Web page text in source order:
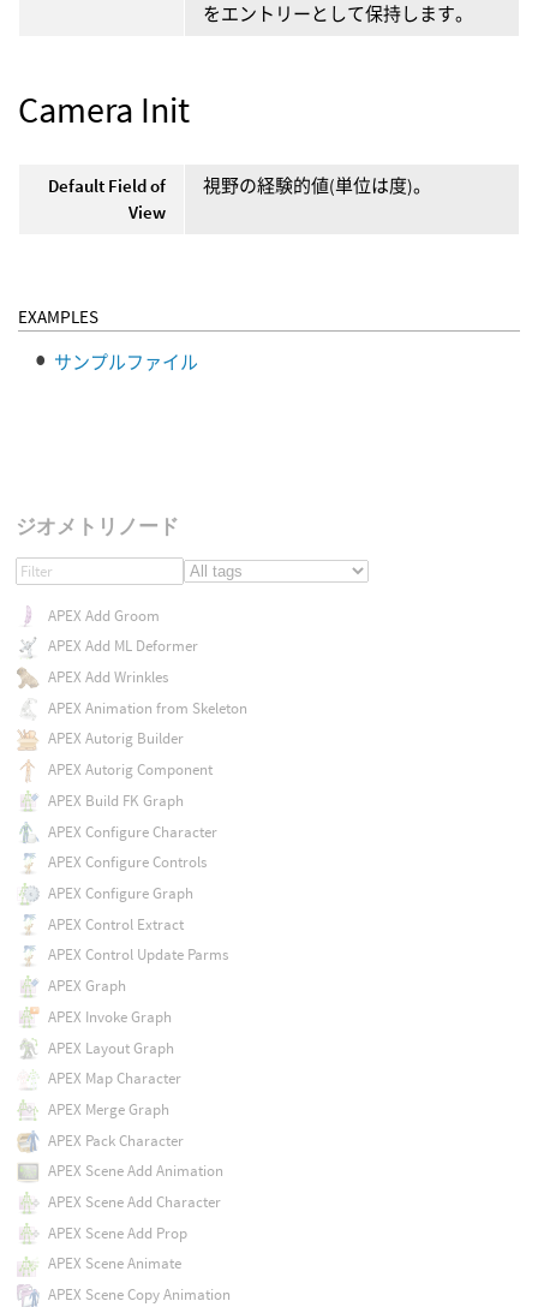
をエントリーとして保持します。
Camera Init
Default Field of
View
視野の経験的値(単位は度)。
EXAMPLES
サンプルファイル
ジオメトリノード
APEX Add Groom
APEX Add ML Deformer
APEX Add Wrinkles
APEX Animation from Skeleton
APEX Autorig Builder
APEX Autorig Component
APEX Build FK Graph
APEX Configure Character
APEX Configure Controls
APEX Configure Graph
APEX Control Extract
APEX Control Update Parms
APEX Graph
APEX Invoke Graph
APEX Layout Graph
APEX Map Character
APEX Merge Graph
APEX Pack Character
APEX Scene Add Animation
APEX Scene Add Character
APEX Scene Add Prop
APEX Scene Animate
APEX Scene Copy Animation